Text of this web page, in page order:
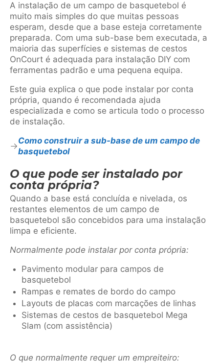
A instalação de um campo de basquetebol é
muito mais simples do que muitas pessoas
esperam, desde que a base esteja corretamente
preparada. Com uma sub-base bem executada, a
maioria das superfícies e sistemas de cestos
OnCourt é adequada para instalação DIY com
ferramentas padrão e uma pequena equipa.
Este guia explica o que pode instalar por conta
própria, quando é recomendada ajuda
especializada e como se articula todo o processo
de instalação.
Como construir a sub-base de um campo de
basquetebol
O que pode ser instalado por
conta própria?
Quando a base está concluída e nivelada, os
restantes elementos de um campo de
basquetebol são concebidos para uma instalação
limpa e eficiente.
Normalmente pode instalar por conta própria:
Pavimento modular para campos de
basquetebol
Rampas e remates de bordo do campo
Layouts de placas com marcações de linhas
Sistemas de cestos de basquetebol Mega
Slam (com assistência)
O que normalmente requer um empreiteiro: